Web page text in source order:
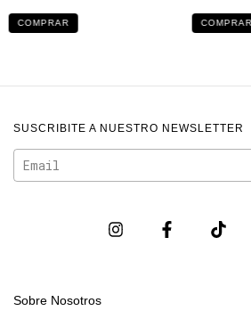
SUSCRIBITE A NUESTRO NEWSLETTER
Sobre Nosotros